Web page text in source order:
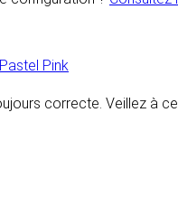
Pastel Pink
correcte. Veillez à